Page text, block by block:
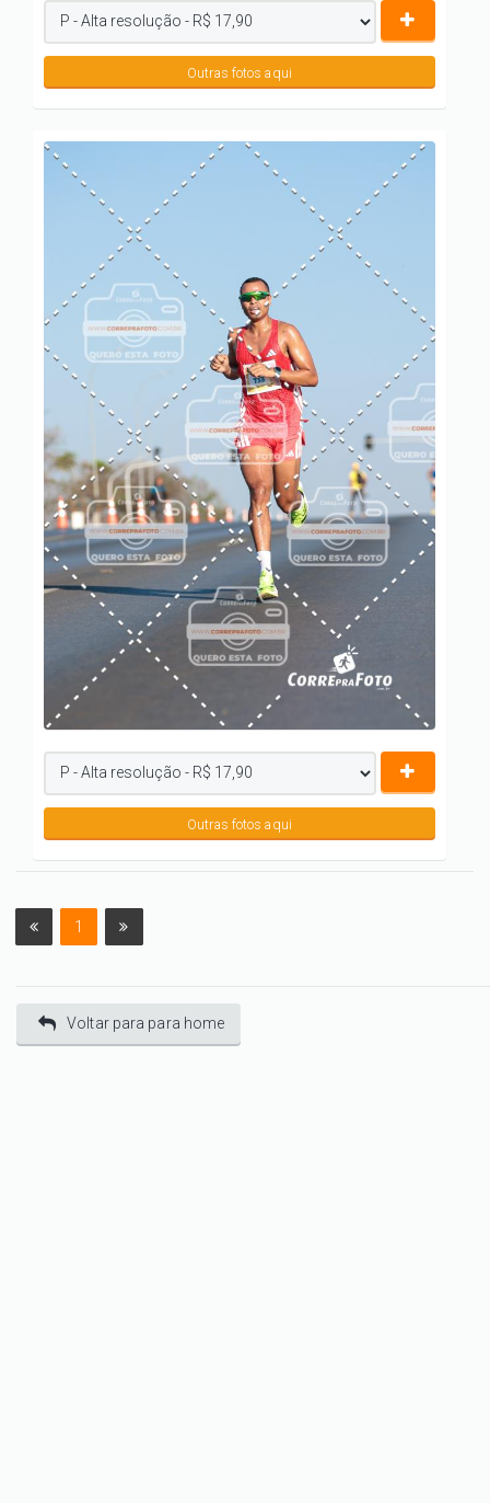
Outras fotos aqui
Outras fotos aqui
1
Voltar para para home